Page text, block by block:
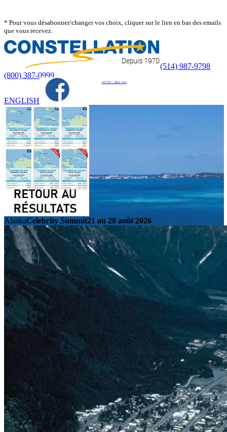
* Pour vous désabonner/changer vos choix, cliquer sur le lien en bas des emails
que vous recevez.
(514) 987-9798
(800) 387-0999
GO TO / Aller vers
ENGLISH
AlaskaCelebrity Summit21 au 28 août 2026